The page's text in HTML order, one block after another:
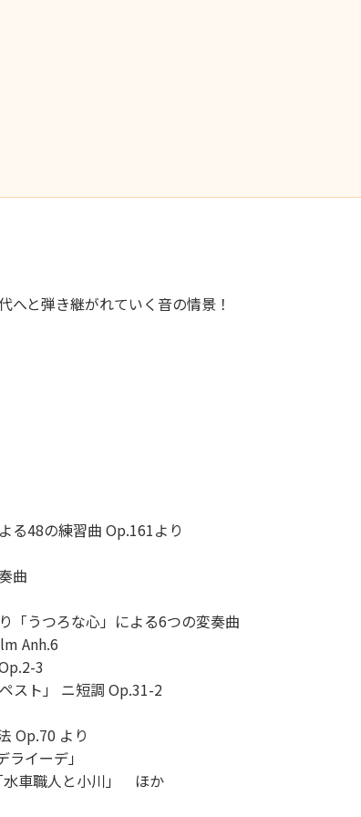
へと弾き継がれていく音の情景！
る48の練習曲 Op.161より
曲
「うつろな心」による6つの変奏曲
Anh.6
3
スト」 ニ短調 Op.31-2
Op.70 より
イーデ」
水車職人と小川」 ほか